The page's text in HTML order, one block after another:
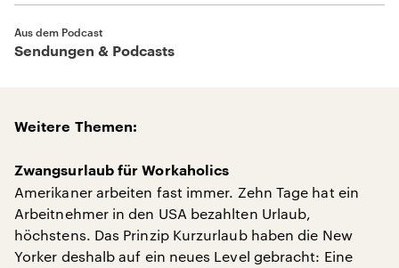
Aus dem Podcast
Sendungen & Podcasts
Weitere Themen:
Zwangsurlaub für Workaholics
Amerikaner arbeiten fast immer. Zehn Tage hat ein
Arbeitnehmer in den USA bezahlten Urlaub,
höchstens. Das Prinzip Kurzurlaub haben die New
Yorker deshalb auf ein neues Level gebracht: Eine